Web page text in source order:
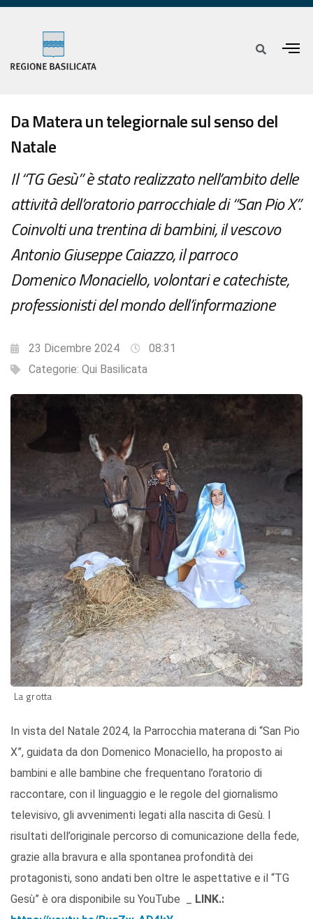
Da Matera un telegiornale sul senso del
Natale
Il “TG Gesù” è stato realizzato nell’ambito delle
attività dell’oratorio parrocchiale di “San Pio X”.
Coinvolti una trentina di bambini, il vescovo
Antonio Giuseppe Caiazzo, il parroco
Domenico Monaciello, volontari e catechiste,
professionisti del mondo dell’informazione
23 Dicembre 2024
08:31
Categorie: Qui Basilicata
La grotta
In vista del Natale 2024, la Parrocchia materana di “San Pio
X”, guidata da don Domenico Monaciello, ha proposto ai
bambini e alle bambine che frequentano l’oratorio di
raccontare, con il linguaggio e le regole del giornalismo
televisivo, gli avvenimenti legati alla nascita di Gesù. I
risultati dell’originale percorso di comunicazione della fede,
grazie alla bravura e alla spontanea profondità dei
protagonisti, sono andati ben oltre le aspettative e il “TG
Gesù” è ora disponibile su YouTube _
LINK.: